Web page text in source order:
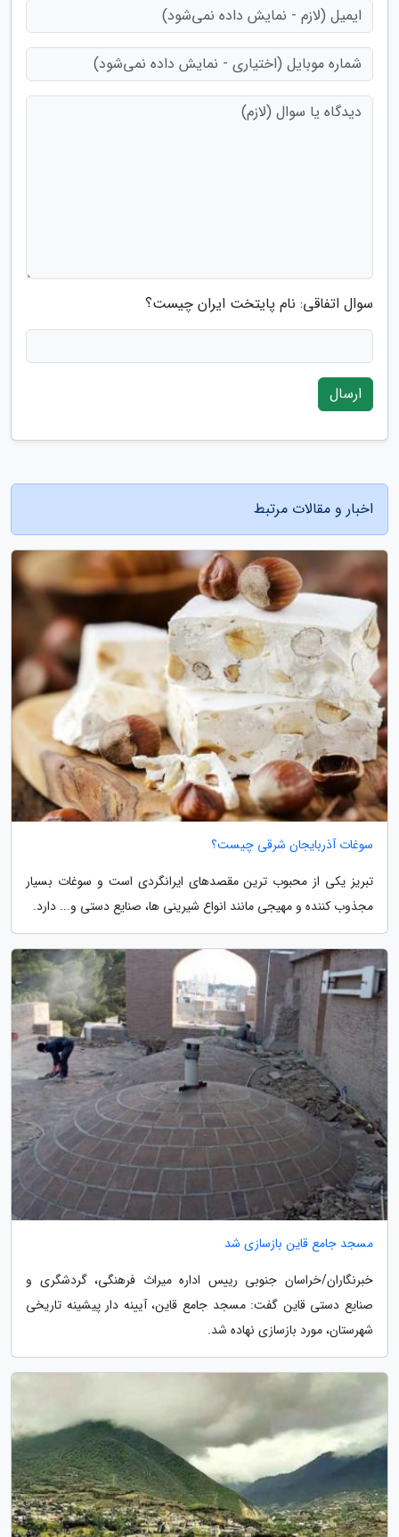
سوال اتفاقی: نام پایتخت ایران چیست؟
ارسال
اخبار و مقالات مرتبط
سوغات آذربایجان شرقی چیست؟
تبریز یکی از محبوب ترین مقصدهای ایرانگردی است و سوغات بسیار
مجذوب کننده و مهیجی مانند انواع شیرینی ها، صنایع دستی و... دارد.
مسجد جامع قاین بازسازی شد
خبرنگاران/خراسان جنوبی رییس اداره میراث فرهنگی، گردشگری و
صنایع دستی قاین گفت: مسجد جامع قاین، آیینه دار پیشینه تاریخی
شهرستان، مورد بازسازی نهاده شد.